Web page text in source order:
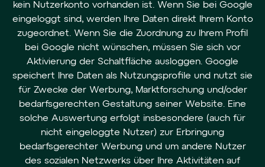
kein Nutzerkonto vorhanden ist. Wenn Sie bei Google
eingeloggt sind, werden Ihre Daten direkt Ihrem Konto
zugeordnet. Wenn Sie die Zuordnung zu Ihrem Profil
bei Google nicht wünschen, müssen Sie sich vor
Aktivierung der Schaltfläche ausloggen. Google
speichert Ihre Daten als Nutzungsprofile und nutzt sie
für Zwecke der Werbung, Marktforschung und/oder
bedarfsgerechten Gestaltung seiner Website. Eine
solche Auswertung erfolgt insbesondere (auch für
nicht eingeloggte Nutzer) zur Erbringung
bedarfsgerechter Werbung und um andere Nutzer
des sozialen Netzwerks über Ihre Aktivitäten auf